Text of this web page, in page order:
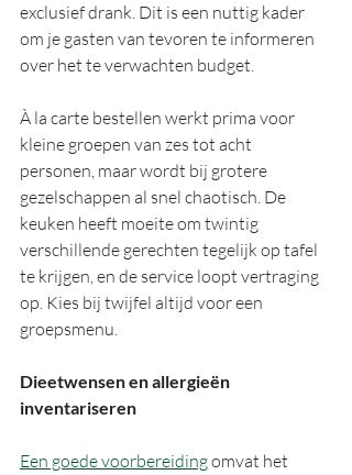
exclusief drank. Dit is een nuttig kader
om je gasten van tevoren te informeren
over het te verwachten budget.
À la carte bestellen werkt prima voor
kleine groepen van zes tot acht
personen, maar wordt bij grotere
gezelschappen al snel chaotisch. De
keuken heeft moeite om twintig
verschillende gerechten tegelijk op tafel
te krijgen, en de service loopt vertraging
op. Kies bij twijfel altijd voor een
groepsmenu.
Dieetwensen en allergieën
inventariseren
Een goede voorbereiding omvat het